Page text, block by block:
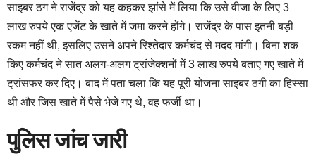
साइबर ठग ने राजेंद्र को यह कहकर झांसे में लिया कि उसे वीजा के लिए 3
लाख रुपये एक एजेंट के खाते में जमा करने होंगे। राजेंद्र के पास इतनी बड़ी
रकम नहीं थी, इसलिए उसने अपने रिश्तेदार कर्मचंद से मदद मांगी। बिना शक
किए कर्मचंद ने सात अलग-अलग ट्रांजेक्शनों में 3 लाख रुपये बताए गए खाते में
ट्रांसफर कर दिए। बाद में पता चला कि यह पूरी योजना साइबर ठगी का हिस्सा
थी और जिस खाते में पैसे भेजे गए थे, वह फर्जी था।
पुलिस जांच जारी